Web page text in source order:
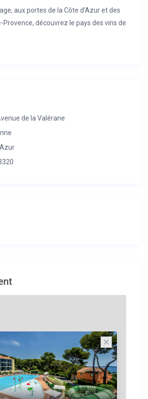
aux portes de la Côte d’Azur et des
découvrez le pays des vins de
des villages perchés. A 8 km de
de la Valérane